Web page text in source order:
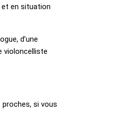
et en situation
d’une
violoncelliste
si vous